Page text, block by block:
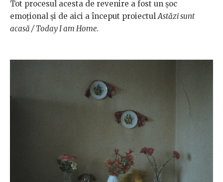
Tot procesul acesta de revenire a fost un șoc
emoțional și de aici a început proiectulAstăzi sunt
acasă / Today I am Home.